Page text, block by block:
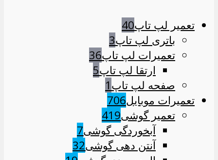
تعمیر لپ تاپ40
باتری لپ تاپ3
تعمیرات لپ تاپ36
ارتقا لپ تاپ5
صفحه لپ تاپ1
تعمیرات موبایل706
تعمیر گوشی419
آبخوردگی گوشی7
آنتن دهی گوشی32